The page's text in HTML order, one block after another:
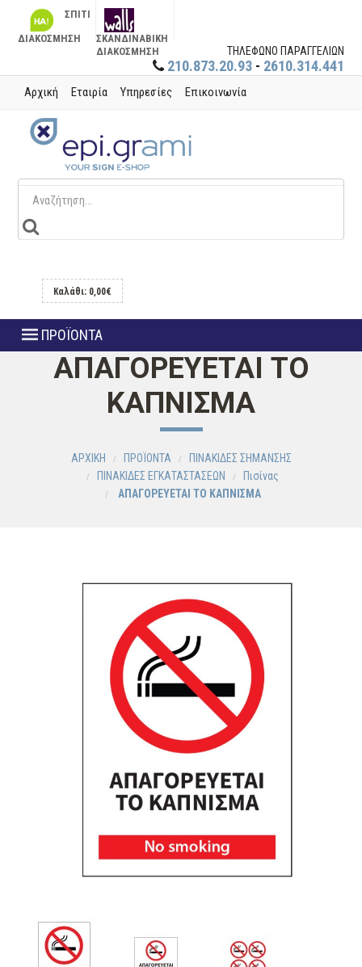
ΣΠΙΤΙ
ΔΙΑΚΟΣΜΗΣΗ
ΣΚΑΝΔΙΝΑΒΙΚΗ
ΔΙΑΚΟΣΜΗΣΗ
ΤΗΛΕΦΩΝΟ ΠΑΡΑΓΓΕΛΙΩΝ
210.873.20.93 - 2610.314.441
Αρχική Εταιρία Υπηρεσίες Επικοινωνία
Καλάθι: 0,00€
ΠΡΟΪΟΝΤΑ
ΑΠΑΓΟΡΕΥΕΤΑΙ ΤΟ
ΚΑΠΝΙΣΜΑ
ΑΡΧΙΚΗ ΠΡΟΪΟΝΤΑ
ΠΙΝΑΚΙΔΕΣ ΣΗΜΑΝΣΗΣ
ΠΙΝΑΚΙΔΕΣ ΕΓΚΑΤΑΣΤΑΣΕΩΝ
Πισίνας
ΑΠΑΓΟΡΕΥΕΤΑΙ ΤΟ ΚΑΠΝΙΣΜΑ